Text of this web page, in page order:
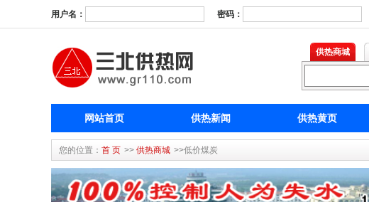
用户名： 密码：
供热商城
网站首页 供热新闻 供热黄页
您的位置： 首 页 >> 供热商城 >>低价煤炭